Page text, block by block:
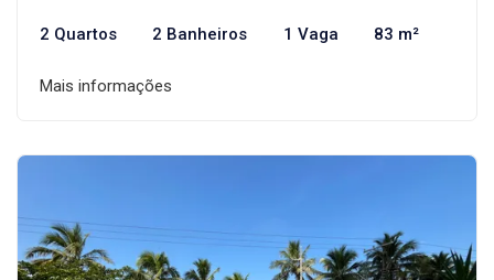
2 Quartos 2 Banheiros 1 Vaga 83 m²
Mais informações